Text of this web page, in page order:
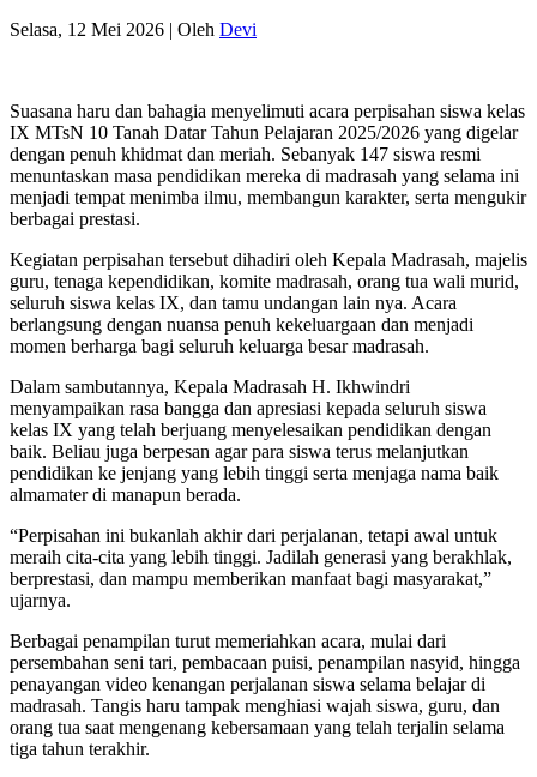
Selasa, 12 Mei 2026 | Oleh Devi
Suasana haru dan bahagia menyelimuti acara perpisahan siswa kelas
IX MTsN 10 Tanah Datar Tahun Pelajaran 2025/2026 yang digelar
dengan penuh khidmat dan meriah. Sebanyak 147 siswa resmi
menuntaskan masa pendidikan mereka di madrasah yang selama ini
menjadi tempat menimba ilmu, membangun karakter, serta mengukir
berbagai prestasi.
Kegiatan perpisahan tersebut dihadiri oleh Kepala Madrasah, majelis
guru, tenaga kependidikan, komite madrasah, orang tua wali murid,
seluruh siswa kelas IX, dan tamu undangan lain nya. Acara
berlangsung dengan nuansa penuh kekeluargaan dan menjadi
momen berharga bagi seluruh keluarga besar madrasah.
Dalam sambutannya, Kepala Madrasah H. Ikhwindri
menyampaikan rasa bangga dan apresiasi kepada seluruh siswa
kelas IX yang telah berjuang menyelesaikan pendidikan dengan
baik. Beliau juga berpesan agar para siswa terus melanjutkan
pendidikan ke jenjang yang lebih tinggi serta menjaga nama baik
almamater di manapun berada.
“Perpisahan ini bukanlah akhir dari perjalanan, tetapi awal untuk
meraih cita-cita yang lebih tinggi. Jadilah generasi yang berakhlak,
berprestasi, dan mampu memberikan manfaat bagi masyarakat,”
ujarnya.
Berbagai penampilan turut memeriahkan acara, mulai dari
persembahan seni tari, pembacaan puisi, penampilan nasyid, hingga
penayangan video kenangan perjalanan siswa selama belajar di
madrasah. Tangis haru tampak menghiasi wajah siswa, guru, dan
orang tua saat mengenang kebersamaan yang telah terjalin selama
tiga tahun terakhir.